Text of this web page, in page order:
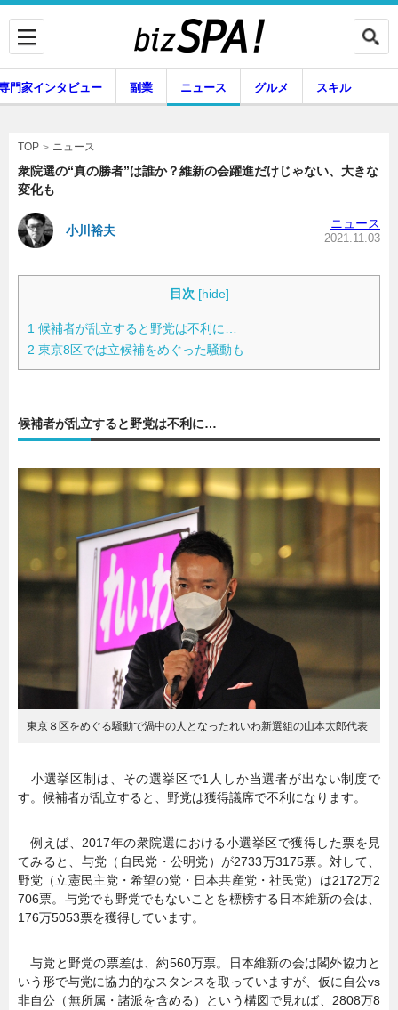
専門家インタビュー
暮らし
連載一覧
門家インタビュー 副業 ニュース グルメ スキル
TOP ニュース
衆院選の“真の勝者”は誰か？維新の会躍進だけじゃない、大きな
変化も
小川裕夫 ニュース
2021.11.03
目次 [hide]
1 候補者が乱立すると野党は不利に…
2 東京8区では立候補をめぐった騒動も
候補者が乱立すると野党は不利に…
東京８区をめぐる騒動で渦中の人となったれいわ新選組の山本太郎代表
小選挙区制は、その選挙区で1人しか当選者が出ない制度で
す。候補者が乱立すると、野党は獲得議席で不利になります。
例えば、2017年の衆院選における小選挙区で獲得した票を見
てみると、与党（自民党・公明党）が2733万3175票。対して、
野党（立憲民主党・希望の党・日本共産党・社民党）は2172万2
706票。与党でも野党でもないことを標榜する日本維新の会は、
176万5053票を獲得しています。
与党と野党の票差は、約560万票。日本維新の会は閣外協力と
いう形で与党に協力的なスタンスを取っていますが、仮に自公vs
非自公（無所属・諸派を含める）という構図で見れば、2808万8